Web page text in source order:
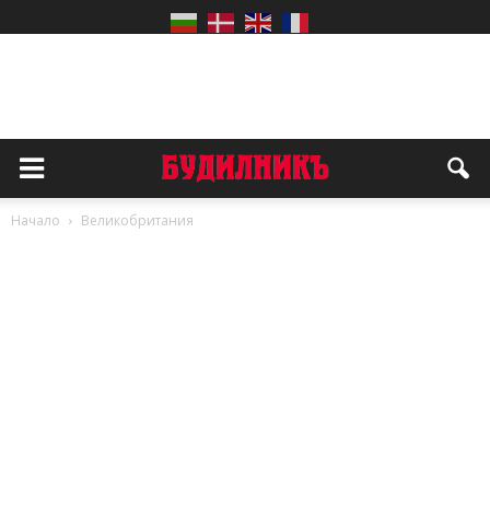
Начало Великобритания